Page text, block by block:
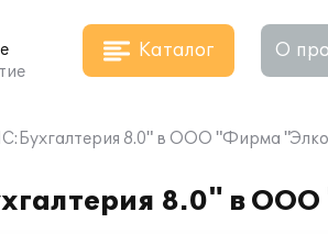
Каталог О
8.0" в ООО "Фирма
8.0" в